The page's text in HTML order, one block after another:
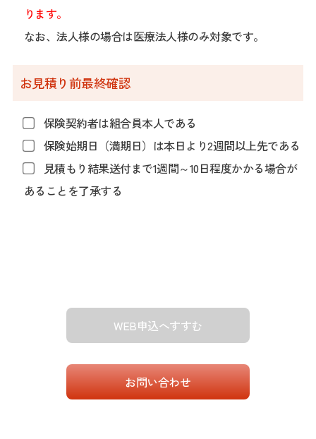
ります。
なお、法人様の場合は医療法人様のみ対象です。
お見積り前最終確認
保険契約者は組合員本人である
保険始期日（満期日）は本日より2週間以上先である
見積もり結果送付まで1週間～10日程度かかる場合が
あることを了承する
WEB申込へすすむ
お問い合わせ